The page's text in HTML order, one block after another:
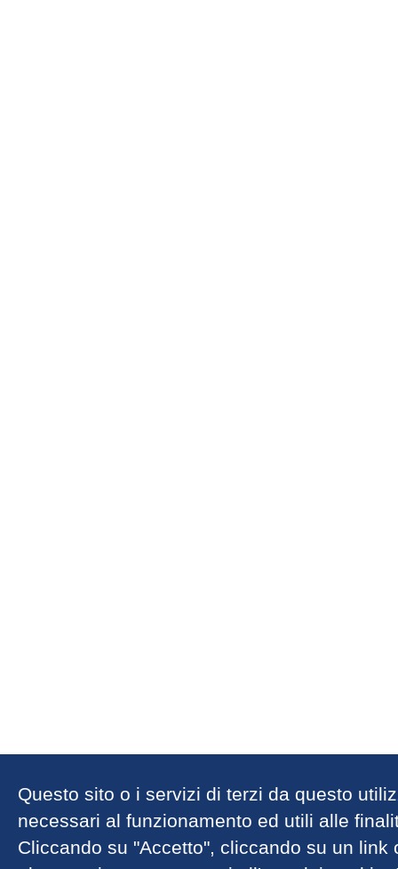
Questo sito o i servizi di terzi da questo
necessari al funzionamento ed utili alle
Cliccando su "Accetto", cliccando su un